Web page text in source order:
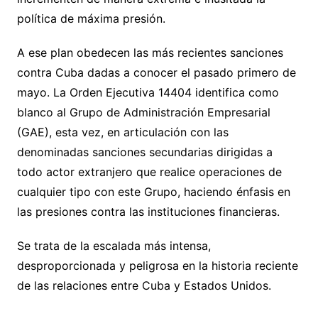
política de máxima presión.
A ese plan obedecen las más recientes sanciones
contra Cuba dadas a conocer el pasado primero de
mayo. La Orden Ejecutiva 14404 identifica como
blanco al Grupo de Administración Empresarial
(GAE), esta vez, en articulación con las
denominadas sanciones secundarias dirigidas a
todo actor extranjero que realice operaciones de
cualquier tipo con este Grupo, haciendo énfasis en
las presiones contra las instituciones financieras.
Se trata de la escalada más intensa,
desproporcionada y peligrosa en la historia reciente
de las relaciones entre Cuba y Estados Unidos.